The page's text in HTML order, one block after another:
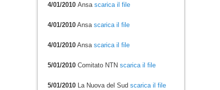
4/01/2010 Ansa scarica il file
4/01/2010Ansa scarica il file
4/01/2010Ansa scarica il file
5/01/2010 Comitato NTN scarica il file
5/01/2010 La Nuova del Sud scarica il file